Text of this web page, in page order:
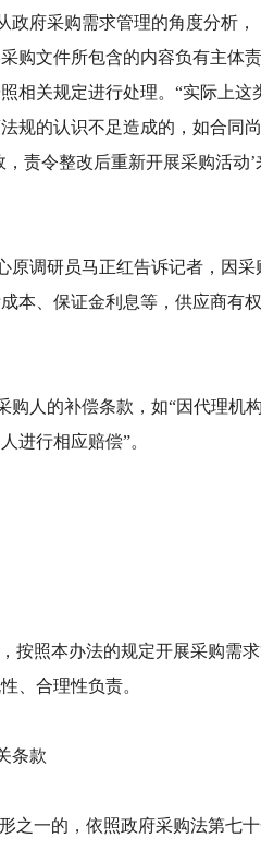
政府采购需求管理的角度分析，
购文件所包含的内容负有主体
相关规定进行处理。“实际上这
规的认识不足造成的，如合同
责令整改后重新开展采购活动’
原调研员马正红告诉记者，因采
本、保证金利息等，供应商有
人的补偿条款，如“因代理机
进行相应赔偿”。
按照本办法的规定开展采购需
、合理性负责。
条款
之一的，依照政府采购法第七